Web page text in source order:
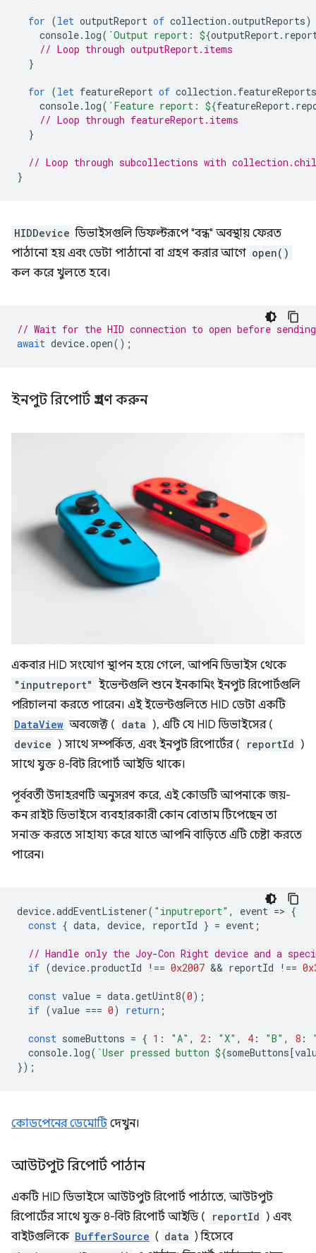
for (let outputReport of collection .outputReports)
console. log( `Output report: ${outputReport.
// Loop through outputReport.items
}
for (let featureReport of collection . featureReports
console. log( `Feature report: ${featureReport.
// Loop through featureReport.items
}
// Loop through subcollections with
}
HIDDevice ডিভাইসগুলি ডিফল্টরূপে "বন্ধ" অবস্থায় ফেরত
পাঠানো হয় এবং ডেটা পাঠানো বা গ্রহণ করার আগে open()
কল করে খুলতে হবে।
// Wait for the HID connection to open before
await device.open();
ইনপুট রিপোর্ট গ্রহণ করুন
একবার HID সংযোগ স্থাপন হয়ে গেলে, আপনি ডিভাইস থেকে
"inputreport" ইভেন্টগুলি শুনে ইনকামিং ইনপুট রিপোর্টগুলি
পরিচালনা করতে পারেন। এই ইভেন্টগুলিতে HID ডেটা একটি
DataView অবজেক্ট ( data ), এটি যে HID ডিভাইসের (
device ) সাথে সম্পর্কিত, এবং ইনপুট রিপোর্টের ( reportId )
সাথে যুক্ত 8-বিট রিপোর্ট আইডি থাকে।
পূর্ববর্তী উদাহরণটি অনুসরণ করে, এই কোডটি আপনাকে জয়-
কন রাইট ডিভাইসে ব্যবহারকারী কোন বোতাম টিপেছেন তা
সনাক্ত করতে সাহায্য করে যাতে আপনি বাড়িতে এটি চেষ্টা করতে
পারেন।
device.addEventListener( "inputreport" , event => {
const { data, device, reportId } = event ;
// Handle only the Joy-Con Right device and a
if (device.productId !== 0x2007 && reportId !==
const value = data.getUint8(0);
if (value === 0) return ;
const someButtons = { 1 : "A" , 2 : "X" , 4 : "B" , 8 :
console. log( `User pressed button ${someButtons[
});
কোডপেনের ডেমোটিদেখুন।
আউটপুট রিপোর্ট পাঠান
একটি HID ডিভাইসে আউটপুট রিপোর্ট পাঠাতে, আউটপুট
রিপোর্টের সাথে যুক্ত 8-বিট রিপোর্ট আইডি (
reportId ) এবং
বাইটগুলিকে BufferSource ( data ) হিসেবে